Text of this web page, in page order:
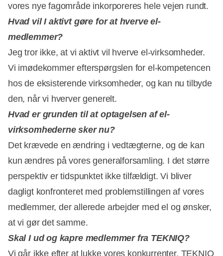
vores nye fagområde inkorporeres hele vejen rundt.
Annonce
Hvad vil I aktivt gøre for at hverve el-
medlemmer?
Jeg tror ikke, at vi aktivt vil hverve el-virksomheder.
Vi imødekommer efterspørgslen for el-kompetencen
hos de eksisterende virksomheder, og kan nu tilbyde
den, når vi hverver generelt.
Hvad er grunden til at optagelsen af el-
virksomhederne sker nu?
Det krævede en ændring i vedtægterne, og de kan
kun ændres på vores generalforsamling. I det større
perspektiv er tidspunktet ikke tilfældigt. Vi bliver
dagligt konfronteret med problemstillingen af vores
medlemmer, der allerede arbejder med el og ønsker,
at vi gør det samme.
Skal I ud og kapre medlemmer fra TEKNIQ?
Vi går ikke efter at lukke vores konkurrenter. TEKNIQ